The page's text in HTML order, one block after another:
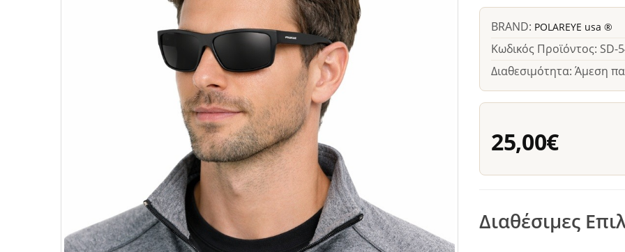
BRAND: POLAREYE usa ®
Κωδικός Προϊόντος: SD-
Διαθεσιμότητα: Άμεση
25,00€
Διαθέσιμες